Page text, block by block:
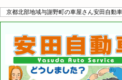
京都北部地域与謝野町の車屋さん安田自動